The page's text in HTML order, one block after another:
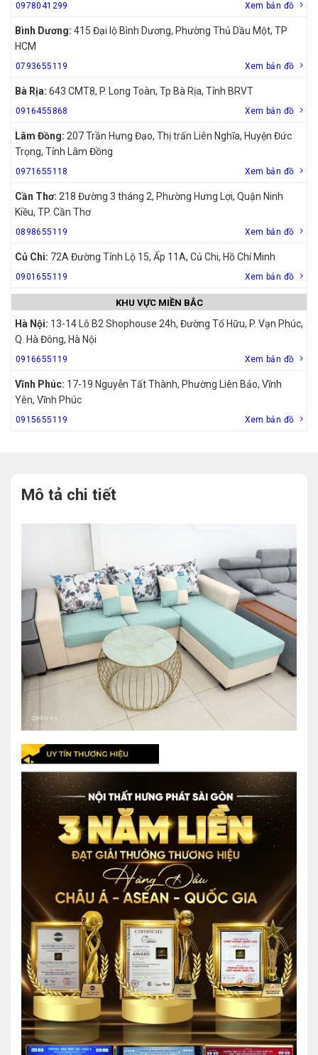
0978041299 Xem bản đồ
Bình Dương: 415 Đại lộ Bình Dương, Phường Thủ Dầu Một, TP
HCM
0793655119 Xem bản đồ
Bà Rịa: 643 CMT8, P. Long Toàn, Tp Bà Rịa, Tỉnh BRVT
0916455868 Xem bản đồ
Lâm Đồng: 207 Trần Hưng Đạo, Thị trấn Liên Nghĩa, Huyện Đức
Trọng, Tỉnh Lâm Đồng
0971655118 Xem bản đồ
Cần Thơ: 218 Đường 3 tháng 2, Phường Hưng Lợi, Quận Ninh
Kiều, TP. Cần Thơ
0898655119 Xem bản đồ
Củ Chi: 72A Đường Tỉnh Lộ 15, Ấp 11A, Củ Chi, Hồ Chí Minh
0901655119 Xem bản đồ
KHU VỰC MIỀN BẮC
Hà Nội: 13-14 Lô B2 Shophouse 24h, Đường Tố Hữu, P. Vạn Phúc,
Q. Hà Đông, Hà Nội
0916655119 Xem bản đồ
Vĩnh Phúc: 17-19 Nguyễn Tất Thành, Phường Liên Bảo, Vĩnh
Yên, Vĩnh Phúc
0915655119 Xem bản đồ
Mô tả chi tiết